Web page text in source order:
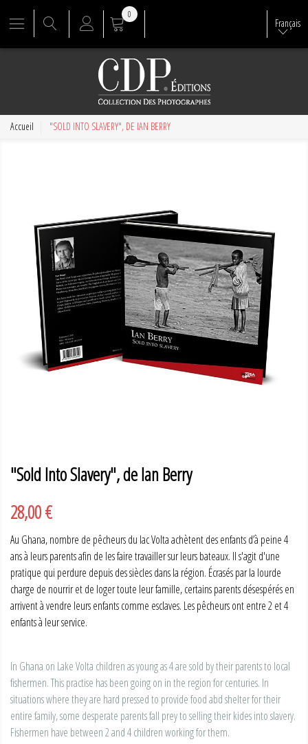
Français
0
Accueil "SOLD INTO SLAVERY", DE IAN BERRY
"Sold Into Slavery", de Ian Berry
28,00 €
Au Ghana, nombre de pêcheurs du lac Volta achètent des enfants d’à peine 4
ans à leurs parents afin de les faire travailler sur leurs bateaux. Il s'agit d'une
pratique qui perdure depuis des siècles dans la région. Écrasés par la lourde
charge de nourrir et de loger toute leur famille, certains parents désespérés en
arrivent à vendre leurs enfants comme esclaves. Les pêcheurs ont entre 2 et 4
enfants à leur service.
In Ghana on Lake Volta children as young as 4 are sold by their parents to local
fishermen. This practise has been going on in the region for centuries. In
situations where they are hard pressed to provide food abd shelter for their
entire family, some desperate parents fall prey to selling their kides into slavery.
Fishermen have between 2 and 4 children working for them.